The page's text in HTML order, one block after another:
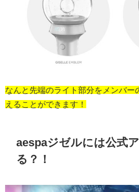
なんと先端のライト部分をメンバー
えることができます！
aespaジゼルには公式
る？！